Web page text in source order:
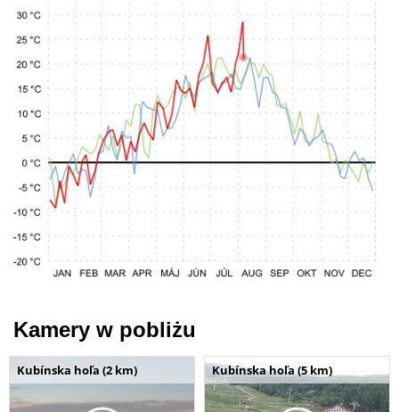
Kamery w pobliżu
Kubínska hoľa (2 km) Kubínska hoľa (5 km)